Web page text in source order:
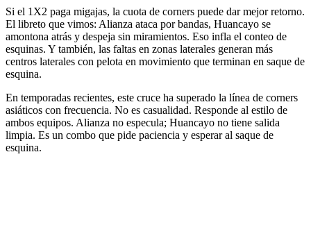
Si el 1X2 paga migajas, la cuota de corners puede dar mejor retorno.
El libreto que vimos: Alianza ataca por bandas, Huancayo se
amontona atrás y despeja sin miramientos. Eso infla el conteo de
esquinas. Y también, las faltas en zonas laterales generan más
centros laterales con pelota en movimiento que terminan en saque de
esquina.
En temporadas recientes, este cruce ha superado la línea de corners
asiáticos con frecuencia. No es casualidad. Responde al estilo de
ambos equipos. Alianza no especula; Huancayo no tiene salida
limpia. Es un combo que pide paciencia y esperar al saque de
esquina.